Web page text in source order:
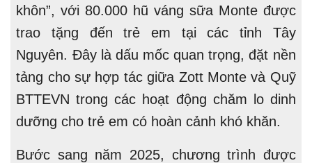
khôn”, với 80.000 hũ váng sữa Monte được
trao tặng đến trẻ em tại các tỉnh Tây
Nguyên. Đây là dấu mốc quan trọng, đặt nền
tảng cho sự hợp tác giữa Zott Monte và Quỹ
BTTEVN trong các hoạt động chăm lo dinh
dưỡng cho trẻ em có hoàn cảnh khó khăn.
Bước sang năm 2025, chương trình được